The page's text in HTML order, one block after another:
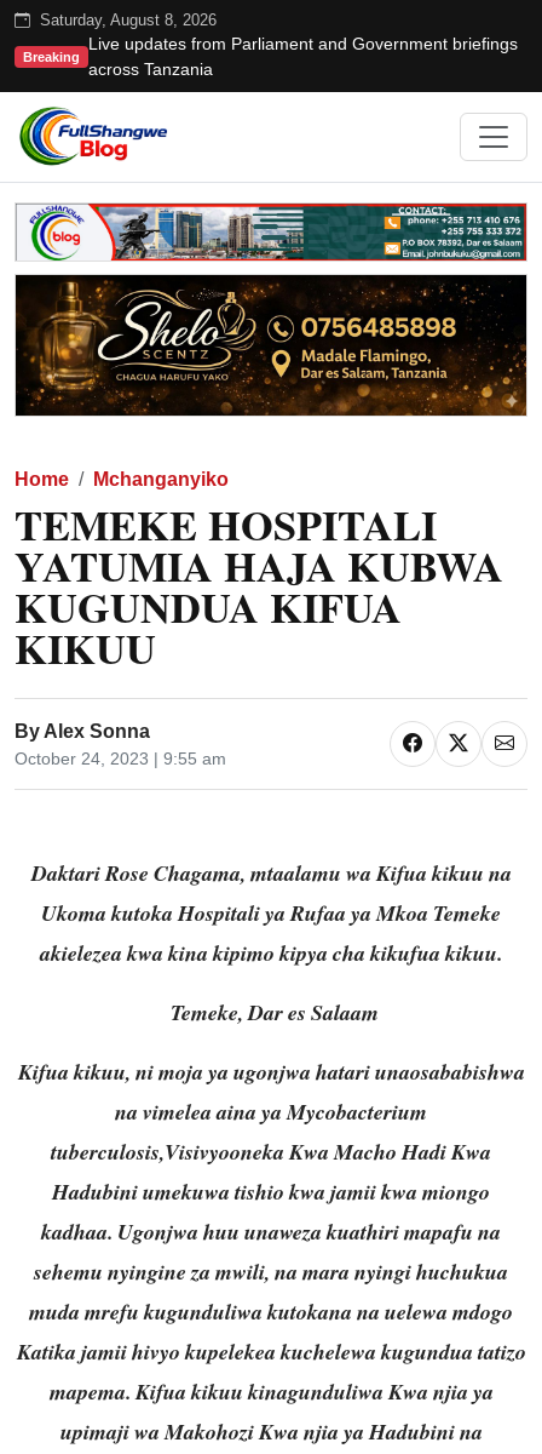
Saturday, August 8, 2026
Breaking
Live updates from Parliament and Government briefings
across Tanzania
Home Mchanganyiko
TEMEKE HOSPITALI
YATUMIA HAJA KUBWA
KUGUNDUA KIFUA
KIKUU
By Alex Sonna
October 24, 2023 | 9:55 am
Daktari Rose Chagama, mtaalamu wa Kifua kikuu na
Ukoma kutoka Hospitali ya Rufaa ya Mkoa Temeke
akielezea kwa kina kipimo kipya cha kikufua kikuu.
Temeke, Dar es Salaam
Kifua kikuu, ni moja ya ugonjwa hatari unaosababishwa
na vimelea aina ya Mycobacterium
tuberculosis,Visivyooneka Kwa Macho Hadi Kwa
Hadubini umekuwa tishio kwa jamii kwa miongo
kadhaa. Ugonjwa huu unaweza kuathiri mapafu na
sehemu nyingine za mwili, na mara nyingi huchukua
muda mrefu kugunduliwa kutokana na uelewa mdogo
Katika jamii hivyo kupelekea kuchelewa kugundua tatizo
mapema. Kifua kikuu kinagunduliwa Kwa njia ya
upimaji wa Makohozi Kwa njia ya Hadubini na